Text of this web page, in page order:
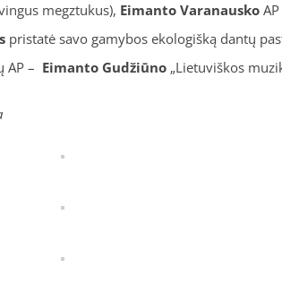
megztukus), Eimanto Varanausko
pristatė savo gamybos ekologišką dantų
AP – Eimanto Gudžiūno„Lietuviškos